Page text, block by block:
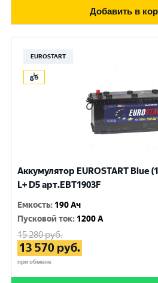
Добавить в
EUROSTART
Аккумулятор EUROSTART Blue
L+ D5 арт.EBT1903F
Емкость: 190 Ач
Пусковой ток: 1200 A
15 280руб.
13 570 руб.
при обмене